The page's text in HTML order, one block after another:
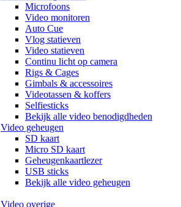
Microfoons
Video monitoren
Auto Cue
Vlog statieven
Video statieven
Continu licht op camera
Rigs & Cages
Gimbals & accessoires
Videotassen & koffers
Selfiesticks
Bekijk alle video benodigdheden
Video geheugen
SD kaart
Micro SD kaart
Geheugenkaartlezer
USB sticks
Bekijk alle video geheugen
Video overige